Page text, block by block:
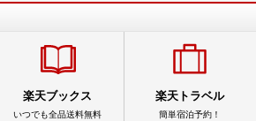
楽天ブックス
いつでも全品送料無料
楽天トラベル
簡単宿泊予約！